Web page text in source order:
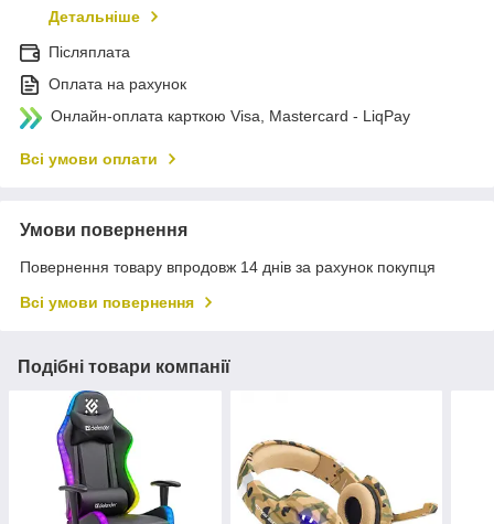
Детальніше
Післяплата
Оплата на рахунок
Онлайн-оплата карткою Visa, Mastercard - LiqPay
Всі умови оплати
Умови повернення
Повернення товару впродовж 14 днів за рахунок покупця
Всі умови повернення
Подібні товари компанії